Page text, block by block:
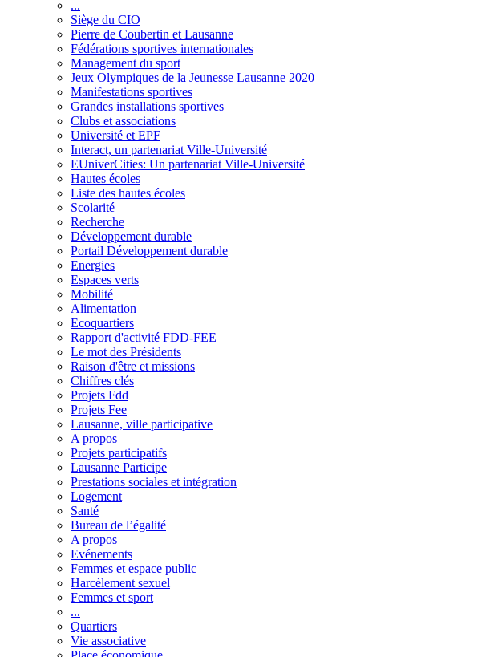
...
Siège du CIO
Pierre de Coubertin et Lausanne
Fédérations sportives internationales
Management du sport
Jeux Olympiques de la Jeunesse Lausanne 2020
Manifestations sportives
Grandes installations sportives
Clubs et associations
Université et EPF
Interact, un partenariat Ville-Université
EUniverCities: Un partenariat Ville-Université
Hautes écoles
Liste des hautes écoles
Scolarité
Recherche
Développement durable
Portail Développement durable
Energies
Espaces verts
Mobilité
Alimentation
Ecoquartiers
Rapport d'activité FDD-FEE
Le mot des Présidents
Raison d'être et missions
Chiffres clés
Projets Fdd
Projets Fee
Lausanne, ville participative
A propos
Projets participatifs
Lausanne Participe
Prestations sociales et intégration
Logement
Santé
Bureau de l’égalité
A propos
Evénements
Femmes et espace public
Harcèlement sexuel
Femmes et sport
...
Quartiers
Vie associative